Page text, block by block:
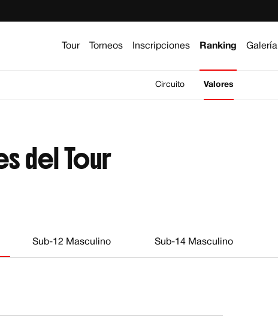
Tour Torneos Inscripciones Ranking Galería
Circuito Valores
del Tour
Sub-12 Masculino Sub-14 Masculino